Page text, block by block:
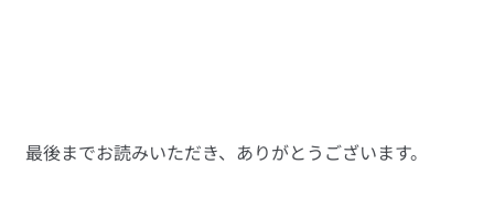
最後までお読みいただき、ありがとうございます。